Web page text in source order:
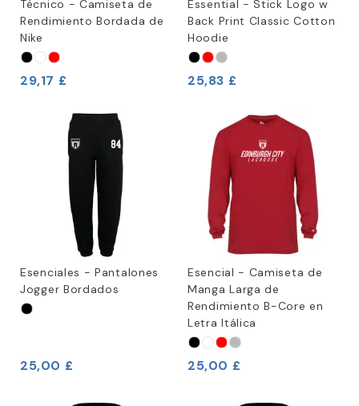
Técnico - Camiseta de
Rendimiento Bordada de
Nike
29,17 £
Essential - Stick Logo w
Back Print Classic Cotton
Hoodie
25,83 £
Esenciales - Pantalones
Jogger Bordados
25,00 £
Esencial - Camiseta de
Manga Larga de
Rendimiento B-Core en
Letra Itálica
25,00 £